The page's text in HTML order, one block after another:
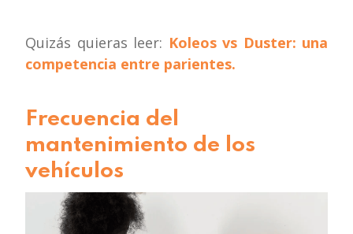
Quizás quieras leer: Koleos vs Duster: una
competencia entre parientes.
Frecuencia del
mantenimiento de los
vehículos